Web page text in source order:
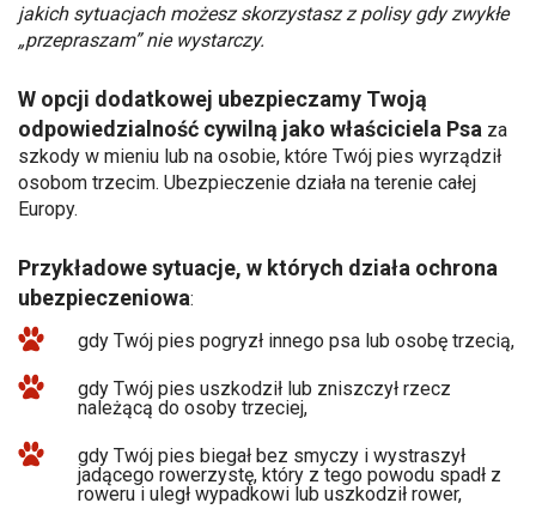
jakich sytuacjach możesz skorzystasz z polisy gdy zwykłe
„przepraszam” nie wystarczy.
W opcji dodatkowej ubezpieczamy Twoją
odpowiedzialność cywilną jako właściciela Psa za
szkody w mieniu lub na osobie, które Twój pies wyrządził
osobom trzecim. Ubezpieczenie działa na terenie całej
Europy.
Przykładowe sytuacje, w których działa ochrona
ubezpieczeniowa:
gdy Twój pies pogryzł innego psa lub osobę trzecią,
gdy Twój pies uszkodził lub zniszczył rzecz
należącą do osoby trzeciej,
gdy Twój pies biegał bez smyczy i wystraszył
jadącego rowerzystę, który z tego powodu spadł z
roweru i uległ wypadkowi lub uszkodził rower,